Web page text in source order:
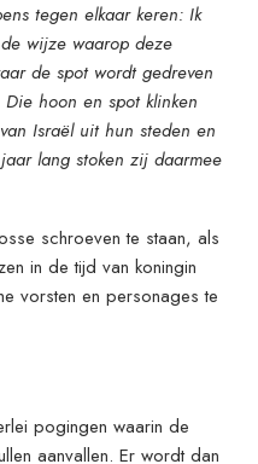
tegen elkaar keren: Ik
wijze waarop deze
de spot wordt gedreven
hoon en spot klinken
Israël uit hun steden en
lang stoken zij daarmee
schroeven te staan, als
in de tijd van koningin
vorsten en personages te
pogingen waarin de
aanvallen. Er wordt dan